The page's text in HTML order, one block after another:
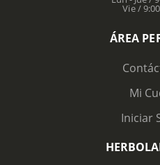
Vie /
ÁREA
Mi
Iniciar